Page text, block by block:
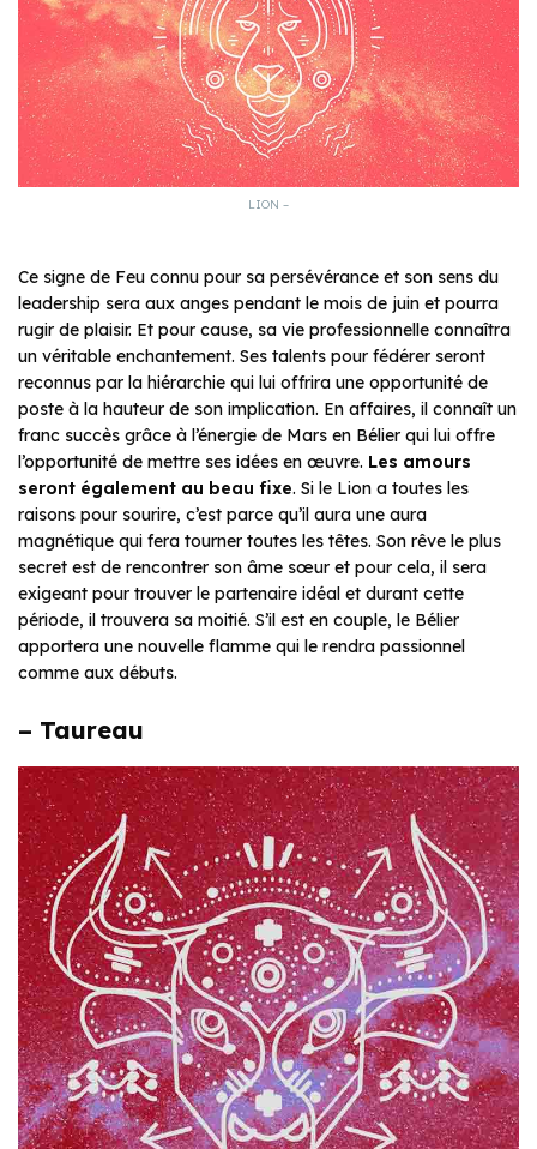
LION –
Ce signe de Feu connu pour sa persévérance et son sens du
leadership sera aux anges pendant le mois de juin et pourra
rugir de plaisir. Et pour cause, sa vie professionnelle connaîtra
un véritable enchantement. Ses talents pour fédérer seront
reconnus par la hiérarchie qui lui offrira une opportunité de
poste à la hauteur de son implication. En affaires, il connaît un
franc succès grâce à l’énergie de Mars en Bélier qui lui offre
l’opportunité de mettre ses idées en œuvre. Les amours
seront également au beau fixe. Si le Lion a toutes les
raisons pour sourire, c’est parce qu’il aura une aura
magnétique qui fera tourner toutes les têtes. Son rêve le plus
secret est de rencontrer son âme sœur et pour cela, il sera
exigeant pour trouver le partenaire idéal et durant cette
période, il trouvera sa moitié. S’il est en couple, le Bélier
apportera une nouvelle flamme qui le rendra passionnel
comme aux débuts.
– Taureau